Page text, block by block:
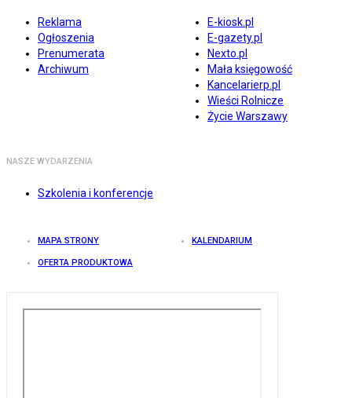
Reklama
Ogłoszenia
Prenumerata
Archiwum
E-kiosk.pl
E-gazety.pl
Nexto.pl
Mała księgowość
Kancelarierp.pl
Wieści Rolnicze
Życie Warszawy
NASZE WYDARZENIA
Szkolenia i konferencje
MAPA STRONY KALENDARIUM
OFERTA PRODUKTOWA